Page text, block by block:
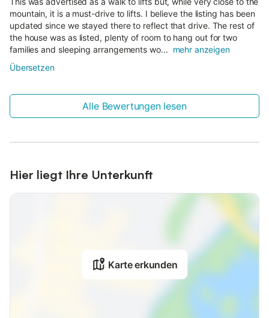
mountain, it is a must-drive to lifts. I believe the listing has been
updated since we stayed there to reflect that drive. The rest of
the house was as listed, plenty of room to hang out for two
families and sleeping arrangements wo... mehr anzeigen
Übersetzen
Alle Bewertungen lesen
Hier liegt Ihre Unterkunft
Karte erkunden